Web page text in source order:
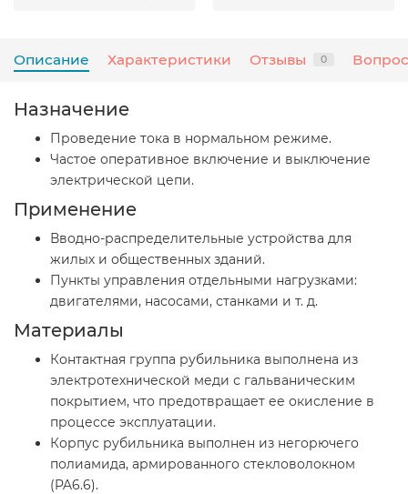
Описание Характеристики Отзывы 0
Назначение
Проведение тока в нормальном режиме.
Частое оперативное включение и выключение
электрической цепи.
Применение
Вводно-распределительные устройства для
жилых и общественных зданий.
Пункты управления отдельными нагрузками:
двигателями, насосами, станками и т. д.
Материалы
Контактная группа рубильника выполнена из
электротехнической меди с гальваническим
покрытием, что предотвращает ее окисление в
процессе эксплуатации.
Корпус рубильника выполнен из негорючего
полиамида, армированного стекловолокном
(PA6.6).